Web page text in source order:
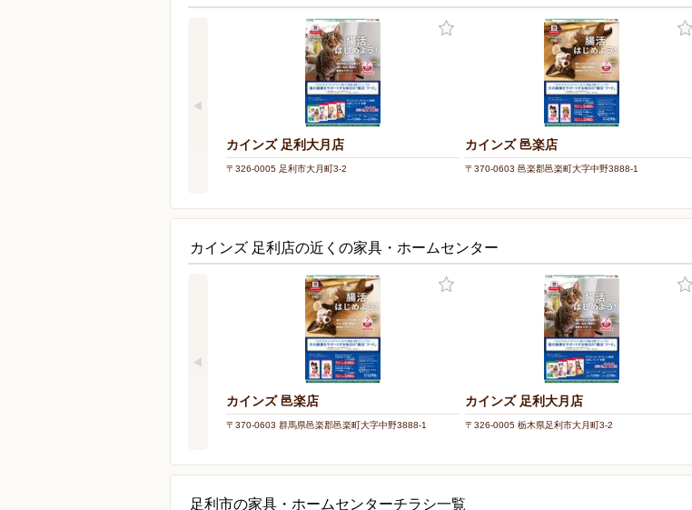
カインズ 足利大月店
〒326-0005 足利市大月町3-2
カインズ 邑楽店
〒370-0603 邑楽郡邑楽町大字中野3888-1
カインズ 足利店の近くの家具・ホームセンター
カインズ 邑楽店
〒370-0603 群馬県邑楽郡邑楽町大字中野3888-1
カインズ 足利大月店
〒326-0005 栃木県足利市大月町3-2
足利市の家具・ホームセンターチラシ一覧